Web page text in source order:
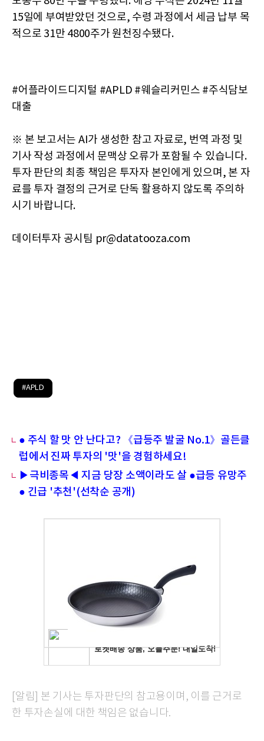
15일에 부여받았던 것으로, 수령 과정에서 세금 납부 목
적으로 31만 4800주가 원천징수됐다.
#어플라이드디지털 #APLD #웨슬리커민스 #주식담보
대출
※ 본 보고서는 AI가 생성한 참고 자료로, 번역 과정 및
기사 작성 과정에서 문맥상 오류가 포함될 수 있습니다.
투자 판단의 최종 책임은 투자자 본인에게 있으며, 본 자
료를 투자 결정의 근거로 단독 활용하지 않도록 주의하
시기 바랍니다.
데이터투자 공시팀 pr@datatooza.com
#APLD
● 주식 할 맛 안 난다고? 《급등주 발굴 No.1》골든클
럽에서 진짜 투자의 '맛'을 경험하세요!
▶극비종목◀ 지금 당장 소액이라도 살 ●급등 유망주
● 긴급 '추천'(선착순 공개)
[알림] 본 기사는 투자판단의 참고용이며, 이를 근거로
한 투자손실에 대한 책임은 없습니다.